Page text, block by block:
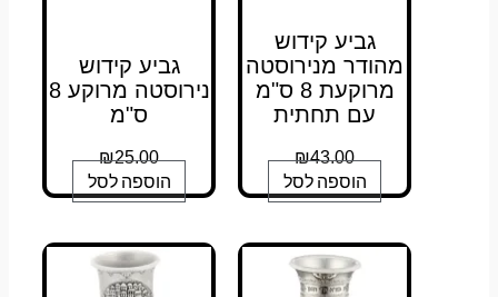
גביע קידוש
מהודר מנירוסטה
מרוקעת 8 ס"מ
עם תחתית
₪43.00
הוספה לסל
גביע קידוש
נירוסטה מרוקע 8
ס"מ
₪25.00
הוספה לסל